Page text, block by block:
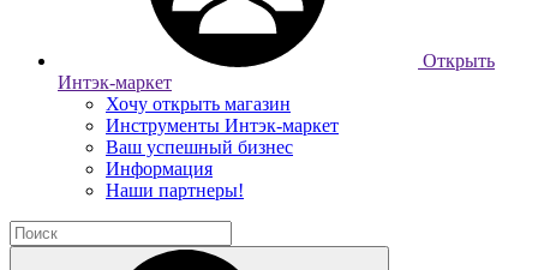
Открыть
Интэк-маркет
Хочу открыть магазин
Инструменты Интэк-маркет
Ваш успешный бизнес
Информация
Наши партнеры!